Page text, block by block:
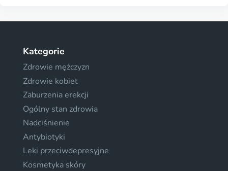
Kategorie
Zdrowie mężczyzn
Zdrowie kobiet
Zaburzenia erekcji
Ogólny stan zdrowia
Nadciśnienie
Antybiotyki
Leki przeciwdepresyjne
Kosmetyka skóry